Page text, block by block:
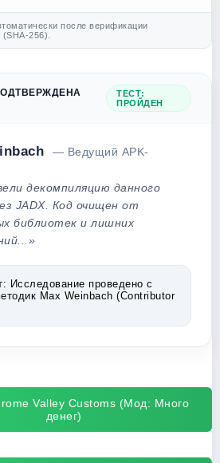
после верификации
256).
ТЕСТ:
ПРОЙДЕН
— Ведущий APK-
декомпиляцию данного
JADX. Код очищен от
библиотек и лишних
Исследование проведено с
Max Weinbach (Contributor
Valley Customs (Мод: Много
денег)